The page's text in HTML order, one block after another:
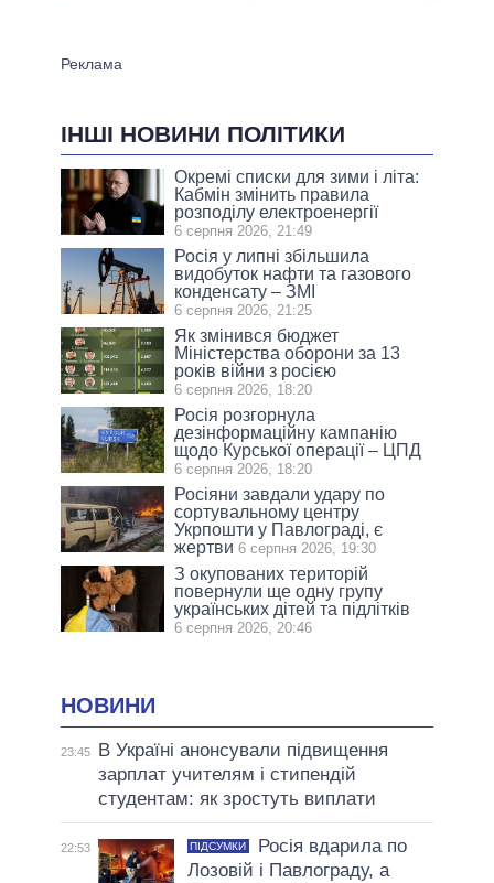
ІНШІ НОВИНИ ПОЛІТИКИ
Окремі списки для зими і літа:
Кабмін змінить правила
розподілу електроенергії
6 серпня 2026, 21:49
Росія у липні збільшила
видобуток нафти та газового
конденсату – ЗМІ
6 серпня 2026, 21:25
Як змінився бюджет
Міністерства оборони за 13
років війни з росією
6 серпня 2026, 18:20
Росія розгорнула
дезінформаційну кампанію
щодо Курської операції – ЦПД
6 серпня 2026, 18:20
Росіяни завдали удару по
сортувальному центру
Укрпошти у Павлограді, є
жертви 6 серпня 2026, 19:30
З окупованих територій
повернули ще одну групу
українських дітей та підлітків
6 серпня 2026, 20:46
НОВИНИ
23:45
В Україні анонсували підвищення
зарплат учителям і стипендій
студентам: як зростуть виплати
22:53 ПІДСУМКИ
Росія вдарила по
Лозовій і Павлограду, а